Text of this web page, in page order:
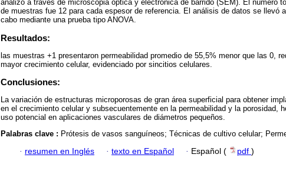
analizó a través de microscopia óptica y electrónica de barrido (SEM). El número
de muestras fue 12 para cada espesor de referencia. El análisis de datos se llevó a
cabo mediante una prueba tipo ANOVA.
Resultados:
las muestras +1 presentaron permeabilidad promedio de 55,5% menor que las 0,
mayor crecimiento celular, evidenciado por sincitios celulares.
Conclusiones:
La variación de estructuras microporosas de gran área superficial para obtener
en el crecimiento celular y subsecuentemente en la permeabilidad y la porosidad,
uso potencial en aplicaciones vasculares de diámetros pequeños.
Palabras clave : Prótesis de vasos sanguíneos; Técnicas de cultivo celular;
· resumen en Inglés · texto en Español · Español ( pdf )